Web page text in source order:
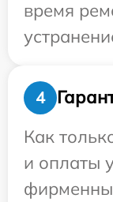
время
4
Как
и оплаты